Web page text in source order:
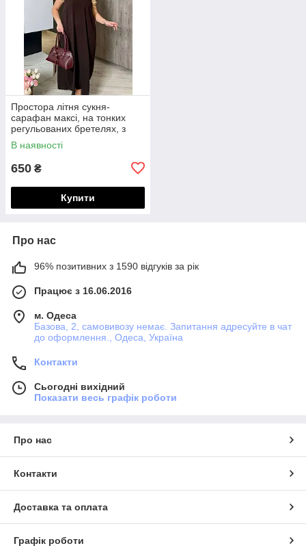
Простора літня сукня-
сарафан максі, на тонких
регульованих бретелях, з
"дихаючої" тканини, батал
великі розміри
В наявності
650 ₴
Купити
Про нас
96% позитивних з 1590 відгуків за рік
Працює з 16.06.2016
м. Одеса
Базова, 2, самовивозу немає. Запитання адресуйте в чат
до оформлення., Одеса, Україна
Контакти
Сьогодні вихідний
Показати весь графік роботи
Про нас
Контакти
Доставка та оплата
Графік роботи